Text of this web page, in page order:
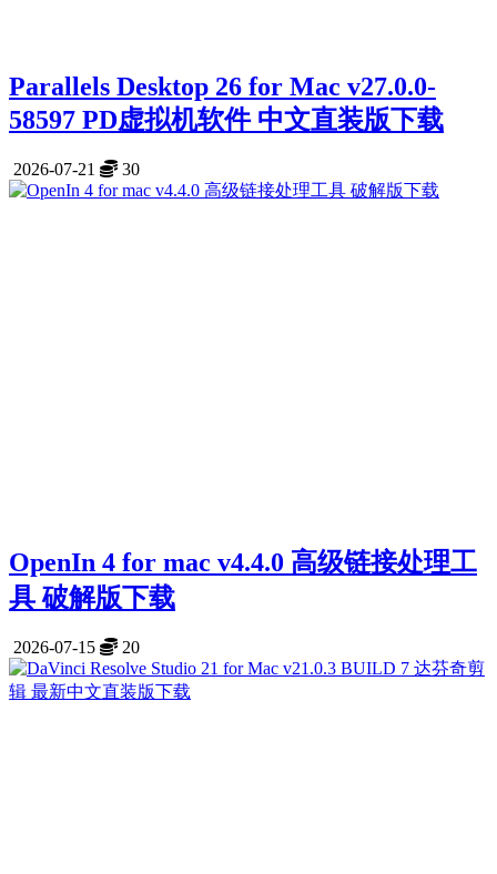
Parallels Desktop 26 for Mac v27.0.0-
58597 PD虚拟机软件 中文直装版下载
2026-07-21 30
OpenIn 4 for mac v4.4.0 高级链接处理工
具 破解版下载
2026-07-15 20